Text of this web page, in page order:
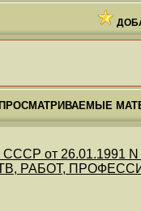
от 26.01.1991 N
РАБОТ,